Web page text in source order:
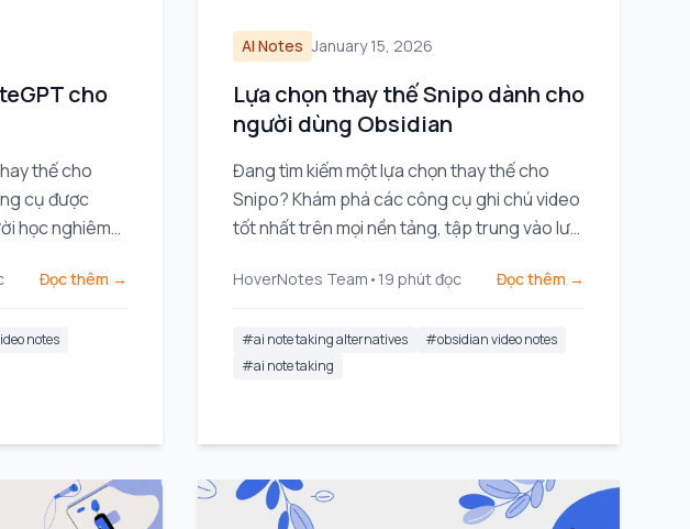
cho
thế cho
cụ được
học nghiêm
ảnh từ các
Đọc thêm →
notes
AI Notes January 15, 2026
Lựa chọn thay thế Snipo dành cho
người dùng Obsidian
Đang tìm kiếm một lựa chọn thay thế cho
Snipo? Khám phá các công cụ ghi chú video
tốt nhất trên mọi nền tảng, tập trung vào lưu
Obsidian.
HoverNotes Team • 19 phút đọc Đọc thêm →
#ai note taking alternatives #obsidian video notes
#ai note taking